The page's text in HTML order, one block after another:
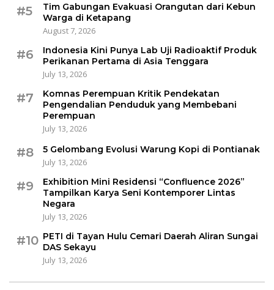
#5
Tim Gabungan Evakuasi Orangutan dari Kebun
Warga di Ketapang
August 7, 2026
#6
Indonesia Kini Punya Lab Uji Radioaktif Produk
Perikanan Pertama di Asia Tenggara
July 13, 2026
#7
Komnas Perempuan Kritik Pendekatan
Pengendalian Penduduk yang Membebani
Perempuan
July 13, 2026
#8
5 Gelombang Evolusi Warung Kopi di Pontianak
July 13, 2026
#9
Exhibition Mini Residensi “Confluence 2026”
Tampilkan Karya Seni Kontemporer Lintas
Negara
July 13, 2026
#10 PETI di Tayan Hulu Cemari Daerah Aliran Sungai
DAS Sekayu
July 13, 2026